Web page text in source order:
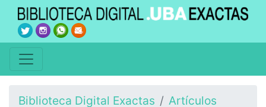
Biblioteca Digital Exactas
Artículos